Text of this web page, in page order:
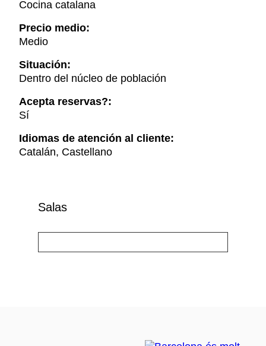
Cocina catalana
Precio medio:
Medio
Situación:
Dentro del núcleo de población
Acepta reservas?:
Sí
Idiomas de atención al cliente:
Catalán, Castellano
Salas